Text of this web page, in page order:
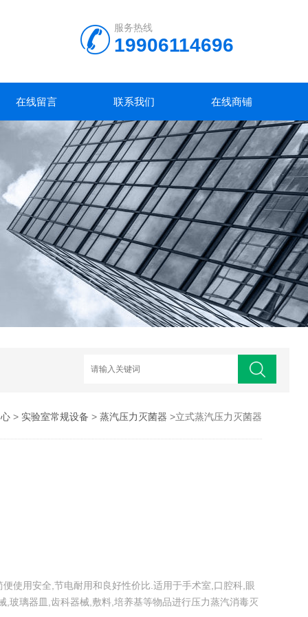
服务热线
19906114696
在线留言 联系我们 在线商铺
> 实验室常规设备 > 蒸汽压力灭菌器 >立式蒸汽压力灭菌器
使用安全,节电耐用和良好性价比.适用于手术室,口腔科,眼
,玻璃器皿,齿科器械,敷料,培养基等物品进行压力蒸汽消毒灭